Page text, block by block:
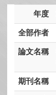
年度
全部作者
論文名稱
期刊名稱